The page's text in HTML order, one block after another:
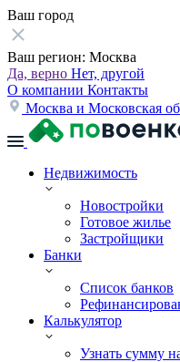
Ваш город
Ваш регион: Москва
Да, верно Нет, другой
О компании Контакты
Москва и Московская
Недвижимость
Новостройки
Готовое жилье
Застройщики
Банки
Список банков
Калькулятор
Узнать сумму